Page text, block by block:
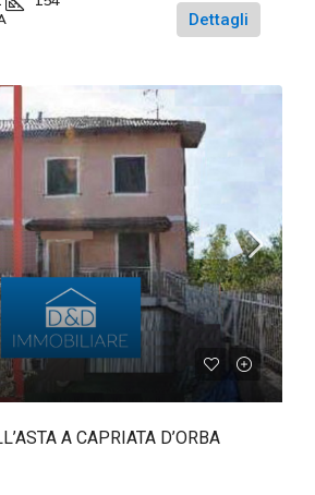
Dettagli
A CAPRIATA D’ORBA